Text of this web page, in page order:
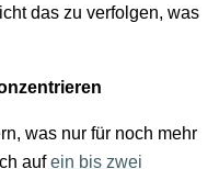
das zu verfolgen, was
was nur für noch mehr
aufein bis zwei